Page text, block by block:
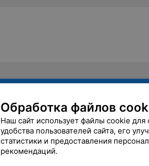
Обработка файлов
Наш сайт использует файлы cookie для
удобства пользователей сайта, его
статистики и предоставления
рекомендаций.